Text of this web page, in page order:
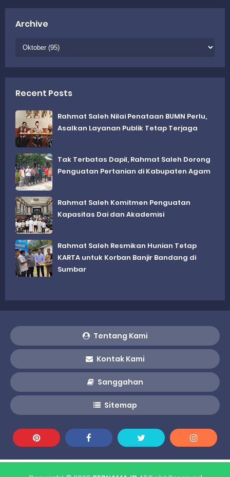
Archive
Recent Posts
Rahmat Saleh Nilai Penataan BUMN Perlu,
Asalkan Layanan Publik Tetap Terjaga
Tak Terbatas Dapil, Rahmat Saleh Dorong
Penguatan Pertanian di Kabupaten Agam
Rahmat Saleh Komitmen Penguatan
Kapasitas Dai dan Akademisi
Rahmat Saleh Resmikan Hunian Tetap
KARTA untuk Korban Banjir Bandang di
Sumbar
Tentang Kami
Kontak Kami
Sanggahan
Sitemap